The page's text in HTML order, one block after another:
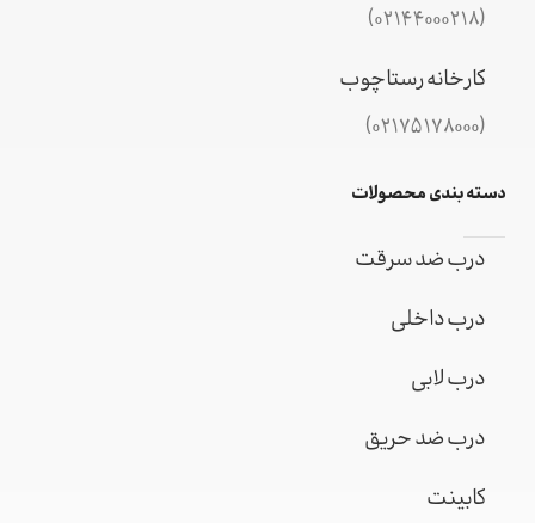
(02144000218)
کارخانه رستاچوب
(02175178000)
دسته بندی محصولات
درب ضد سرقت
درب داخلی
درب لابی
درب ضد حریق
کابینت